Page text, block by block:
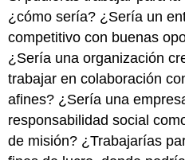
¿cómo sería? ¿Sería un
competitivo con buenas
¿Sería una organización
trabajar en colaboración
afines? ¿Sería una
responsabilidad social
de misión? ¿Trabajarías